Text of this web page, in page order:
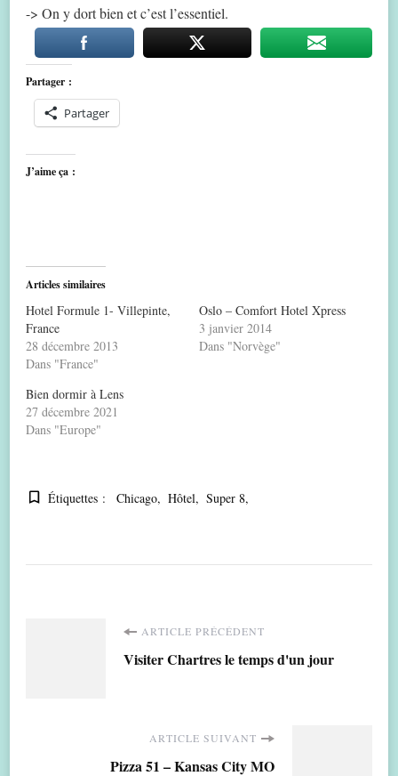
-> On y dort bien et c’est l’essentiel.
Partager :
Partager
J’aime ça :
Articles similaires
Hotel Formule 1- Villepinte,
France
28 décembre 2013
Dans "France"
Oslo – Comfort Hotel Xpress
3 janvier 2014
Dans "Norvège"
Bien dormir à Lens
27 décembre 2021
Dans "Europe"
Étiquettes : Chicago Hôtel Super 8
NavigationARTICLE PRÉCÉDENT
Visiter Chartres le temps d'un jour
ARTICLE SUIVANT
Pizza 51 – Kansas City MO